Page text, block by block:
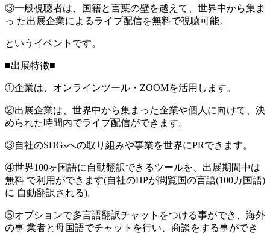
③一般視聴者は、国籍と言葉の壁を越えて、世界中から集ま
っ た出展企業によるライブ配信を無料で視聴可能。
というイベントです。
■出展特徴■
①企業は、オンラインツール・ZOOMを活用します。
②出展企業は、世界中から集まった企業や個人に向けて、決
められた時間内でライブ配信ができます。
③自社のSDGsへの取り組みや事業を世界にPRできます。
④世界100ヶ国語に自動翻訳できるツールを、出展期間中は
無料 で利用ができます(自社のHPが閲覧国の言語(100カ国語)
に 自動翻訳される)。
⑤オプションで多言語翻訳チャットをつける事ができ、海外
の事 業者と母国語でチャットを行い、商談をする事ができ